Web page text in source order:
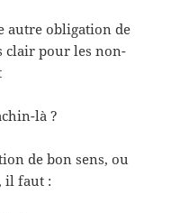
autre obligation de
clair pour les non-
là ?
de bon sens, ou
il faut :